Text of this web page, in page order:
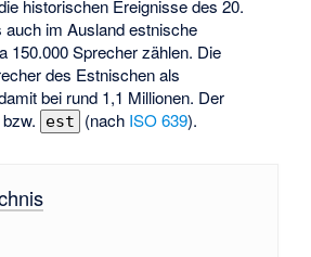
historischen Ereignisse des 20.
auch im Ausland estnische
150.000 Sprecher zählen. Die
des Estnischen als
bei rund 1,1 Millionen. Der
bzw. est (nach ISO 639).